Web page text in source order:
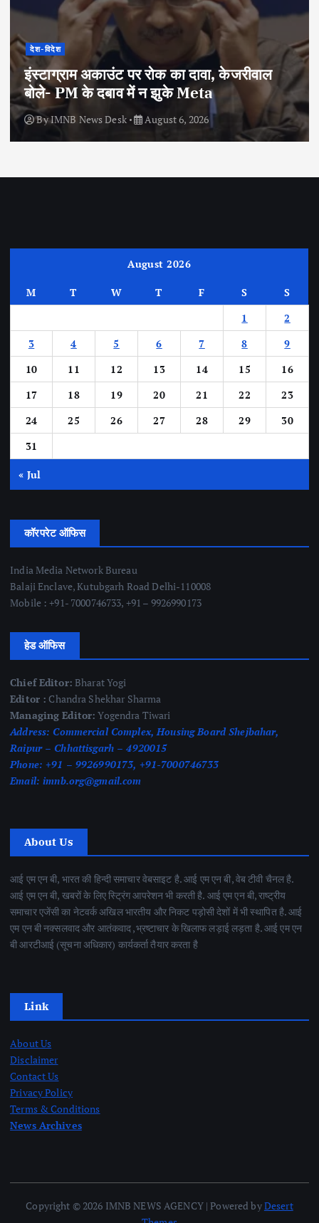
देश-विदेश
इंस्टाग्राम अकाउंट पर रोक का दावा, केजरीवाल
बोले- PM के दबाव में न झुके Meta
ByIMNB News Desk August 6, 2026
August 2026
M T W T F S
S
1
2
3
4 5 6 7 8
9
10
11 12 13 14 15
16
17
18 19 20 21 22
23
24
25 26 27 28 29
30
31
« Jul
कॉरपरेट ऑफिस
India Media Network Bureau
Balaji Enclave, Kutubgarh Road Delhi-110008
Mobile : +91- 7000746733, +91 – 9926990173
हेड ऑफिस
Chief Editor: Bharat Yogi
Editor : Chandra Shekhar Sharma
Managing Editor: Yogendra Tiwari
Address: Commercial Complex, Housing Board Shejbahar,
Raipur – Chhattisgarh – 4920015
Phone: +91 – 9926990173, +91-7000746733
Email: imnb.org@gmail.com
About Us
आई एम एन बी, भारत की हिन्दी समाचार वेबसाइट है. आई एम एन बी, वेब टीवी चैनल है.
आई एम एन बी, खबरों के लिए स्ट्रिंग आपरेशन भी करती है. आई एम एन बी, राष्ट्रीय
समाचार एजेंसी का नेटवर्क अखिल भारतीय और निकट पड़ोसी देशों में भी स्थापित है. आई
एम एन बी नक्सलवाद और आतंकवाद ,भ्रष्टाचार के खिलाफ लड़ाई लड़ता है. आई एम एन
बी आरटीआई (सूचना अधिकार) कार्यकर्ता तैयार करता है
Link
About Us
Disclaimer
Contact Us
Privacy Policy
Terms & Conditions
News Archives
Copyright © 2026 IMNB NEWS AGENCY | Powered byDesert